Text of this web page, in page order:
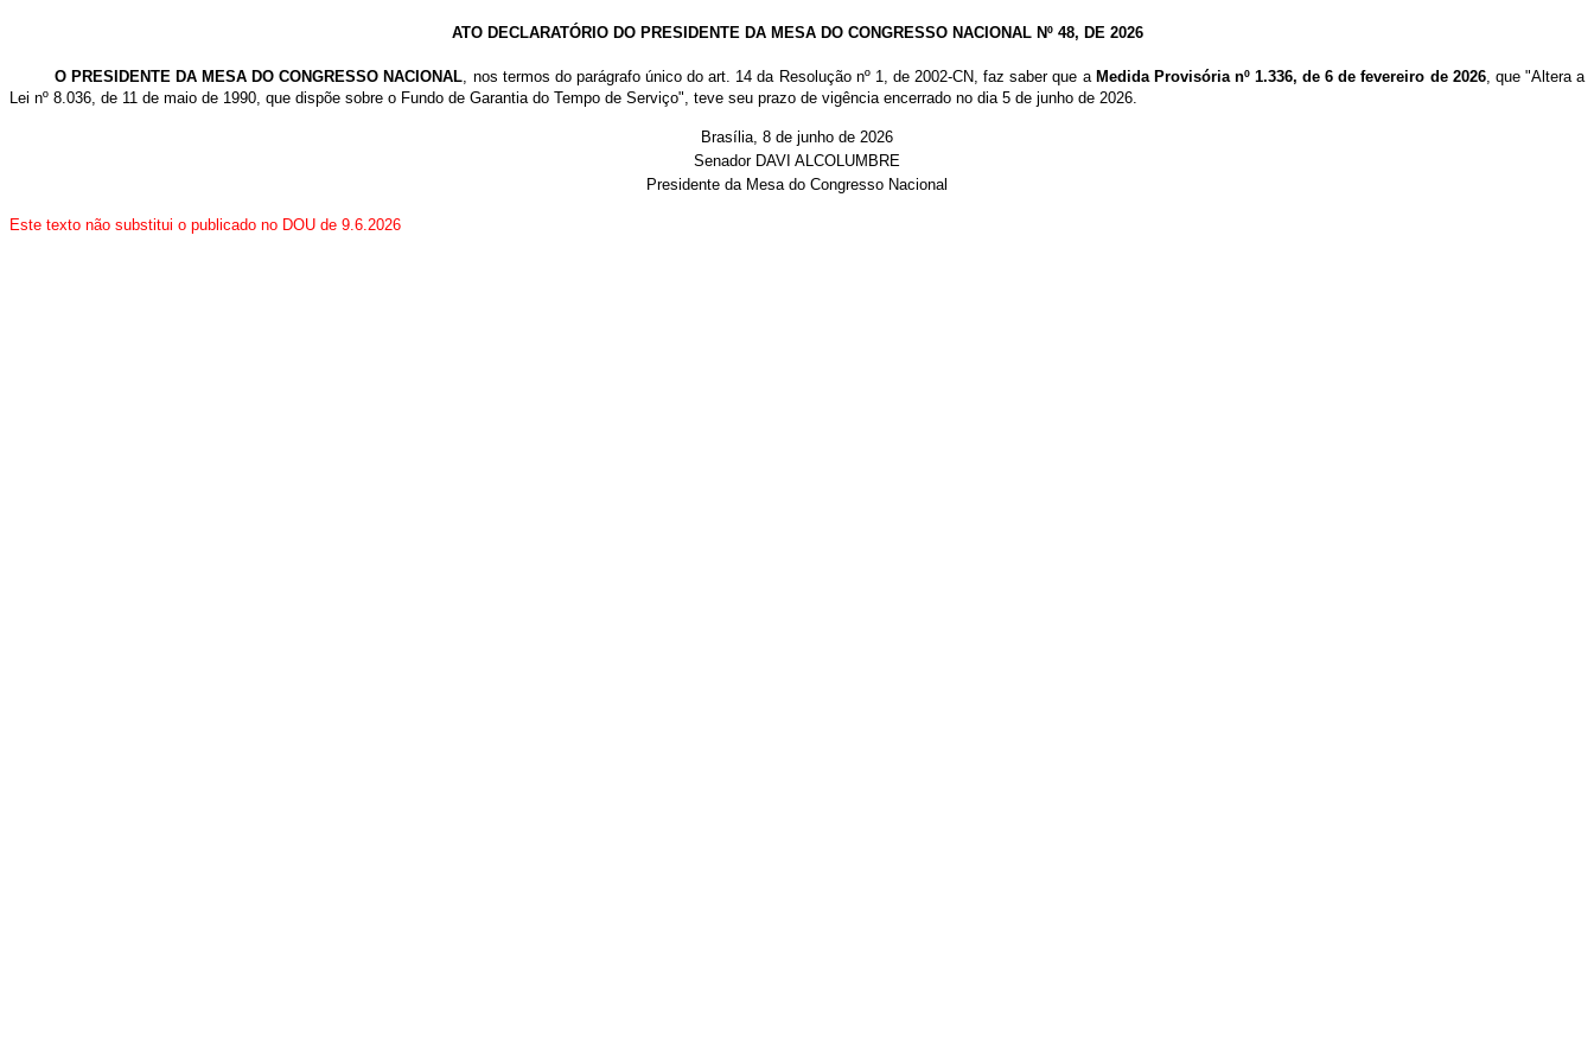
ATO DECLARATÓRIO DO PRESIDENTE DA MESA DO CONGRESSO NACIONAL Nº 48, DE 2026
O PRESIDENTE DA MESA DO CONGRESSO NACIONAL, nos termos do parágrafo único do art. 14 da Resolução nº 1, de 2002-CN, faz saber que a Medida Provisória nº 1.336, de 6 de fevereiro de 2026, que "Altera a
Lei nº 8.036, de 11 de maio de 1990, que dispõe sobre o Fundo de Garantia do Tempo de Serviço", teve seu prazo de vigência encerrado no dia 5 de junho de 2026.
Brasília, 8 de junho de 2026
Senador DAVI ALCOLUMBRE
Presidente da Mesa do Congresso Nacional
Este texto não substitui o publicado no DOU de 9.6.2026